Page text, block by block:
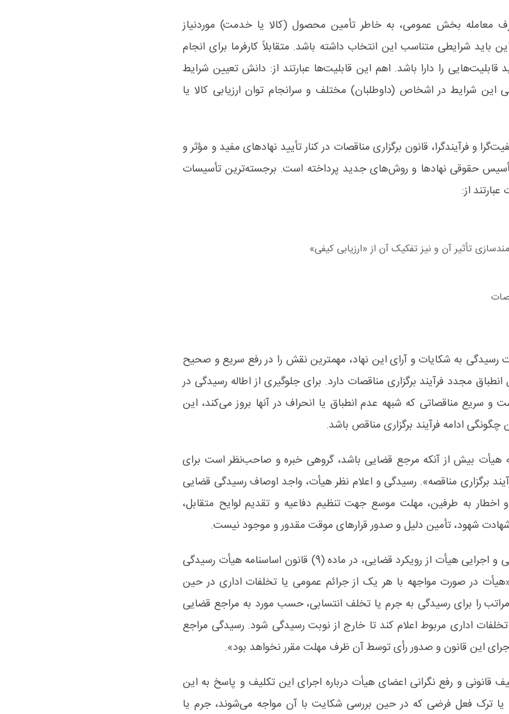
معامله بخش عمومی، به خاطر تأمین محصول (کالا یا خدمت) موردنیاز
باید شرایطی متناسب این انتخاب داشته باشد. متقابلاً کارفرما برای انجام
قابلیت‌هایی را دارا باشد. اهم این قابلیت‌ها عبارتند از: دانش تعیین شرایط
این شرایط در اشخاص (داوطلبان) مختلف و سرانجام توان ارزیابی کالا یا
و فرآیندگرا، قانون برگزاری مناقصات در کنار تأیید نهادهای مفید و مؤثر و
حقوقی نهادها و روش‌های جدید پرداخته است. برجسته‌ترین تأسیسات
از:
تأثیر آن و نیز تفکیک آن از «ارزیابی کیفی»
به شکایات و آرای این نهاد، مهمترین نقش را در رفع سریع و صحیح
مجدد فرآیند برگزاری مناقصات دارد. برای جلوگیری از اطاله رسیدگی در
سریع مناقصاتی که شبهه عدم انطباق یا انحراف در آنها بروز می‌کند، این
ادامه فرآیند برگزاری مناقص باشد.
بیش از آنکه مرجع قضایی باشد، گروهی خبره و صاحب‌نظر است برای
برگزاری مناقصه». رسیدگی و اعلام نظر هیأت، واجد اوصاف رسیدگی قضایی
اخطار به طرفین، مهلت موسع جهت تنظیم دفاعیه و تقدیم لوایح متقابل،
شهود، تأمین دلیل و صدور قرارهای موقت مقدور و موجود نیست.
در تصریح و تفکیک رویکرد فنی و اجرایی هیأت از رویکرد قضایی، در ماده (9) قانون اساسنامه هیأت رسیدگی
در صورت مواجهه با هر یک از جرائم عمومی یا تخلفات اداری در حین
را برای رسیدگی به جرم یا تخلف انتسابی، حسب مورد به مراجع قضایی
اداری مربوط اعلام کند تا خارج از نوبت رسیدگی شود. رسیدگی مراجع
این قانون و صدور رأی توسط آن ظرف مهلت مقرر نخواهد بود».
قانونی و رفع نگرانی اعضای هیأت درباره اجرای این تکلیف و پاسخ به این
ترک فعل فرضی که در حین بررسی شکایت با آن مواجه می‌شوند، جرم یا